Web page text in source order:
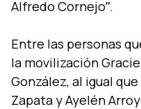
Alfredo Cornejoˮ.
Entre las personas
la movilización
González, al igual
Zapata y Ayelén